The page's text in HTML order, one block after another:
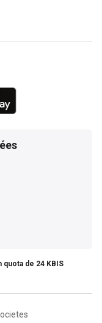
de 24 KBIS